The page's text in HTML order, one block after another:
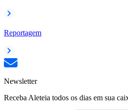
Reportagem
Newsletter
Receba Aleteia todos os dias em sua